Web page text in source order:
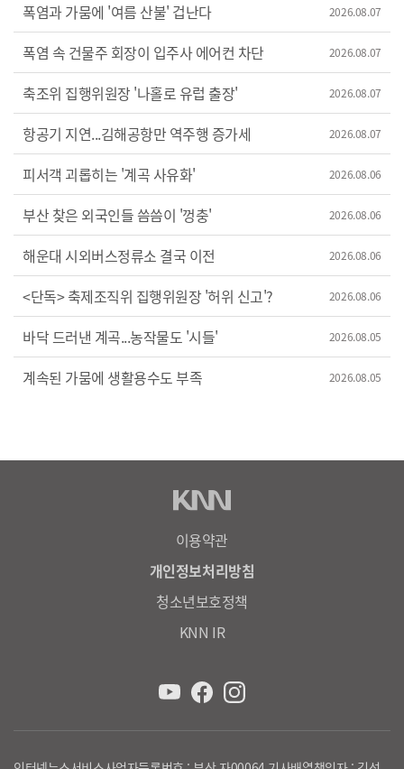
폭염과 가뭄에 '여름 산불' 겁난다 2026.08.07
폭염 속 건물주 회장이 입주사 에어컨 차단 2026.08.07
축조위 집행위원장 '나홀로 유럽 출장' 2026.08.07
항공기 지연...김해공항만 역주행 증가세 2026.08.07
피서객 괴롭히는 '계곡 사유화' 2026.08.06
부산 찾은 외국인들 씀씀이 '껑충' 2026.08.06
해운대 시외버스정류소 결국 이전 2026.08.06
<단독> 축제조직위 집행위원장 '허위 신고'? 2026.08.06
바닥 드러낸 계곡...농작물도 '시들' 2026.08.05
계속된 가뭄에 생활용수도 부족 2026.08.05
이용약관
개인정보처리방침
청소년보호정책
KNN IR